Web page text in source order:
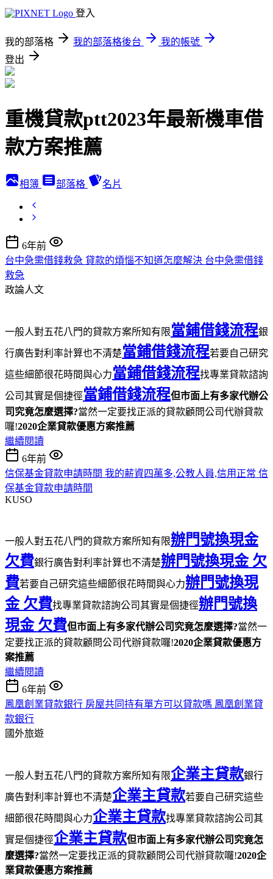
登入
我的部落格 我的部落格後台
我的帳號
登出
重機貸款ptt2023年最新機車借
款方案推薦
相簿 部落格 名片
6年前
台中急需借錢救急 貸款的煩惱不知道怎麼解決 台中急需借錢
救急
政論人文
一般人對五花八門的貸款方案所知有限當鋪借錢流程銀
行廣告對利率計算也不清楚當鋪借錢流程若要自己研究
這些細節很花時間與心力當鋪借錢流程找專業貸款諮詢
公司其實是個捷徑當鋪借錢流程但市面上有多家代辦公
司究竟怎麼選擇?當然一定要找正派的貸款顧問公司代辦貸款
囉!2020企業貸款優惠方案推薦
繼續閱讀
6年前
信保基金貸款申請時間 我的薪資四萬多,公教人員,信用正常 信
保基金貸款申請時間
KUSO
一般人對五花八門的貸款方案所知有限辦門號換現金
欠費銀行廣告對利率計算也不清楚辦門號換現金 欠
費若要自己研究這些細節很花時間與心力辦門號換現
金 欠費找專業貸款諮詢公司其實是個捷徑辦門號換
現金 欠費但市面上有多家代辦公司究竟怎麼選擇?當然一
定要找正派的貸款顧問公司代辦貸款囉!2020企業貸款優惠方
案推薦
繼續閱讀
6年前
鳳凰創業貸款銀行 房屋共同持有單方可以貸款嗎 鳳凰創業貸
款銀行
國外旅遊
一般人對五花八門的貸款方案所知有限企業主貸款銀行
廣告對利率計算也不清楚企業主貸款若要自己研究這些
細節很花時間與心力企業主貸款找專業貸款諮詢公司其
實是個捷徑企業主貸款但市面上有多家代辦公司究竟怎
麼選擇?當然一定要找正派的貸款顧問公司代辦貸款囉!2020企
業貸款優惠方案推薦